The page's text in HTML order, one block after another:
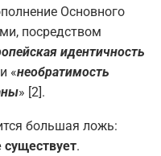
Основного
посредством
идентичность
«необратимость
» [2].
большая ложь:
существует.